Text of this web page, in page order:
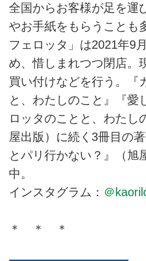
全国からお客様が足を運
やお手紙をもらうことも
フェロッタ」は2021年9
め、惜しまれつつ閉店。
買い付けなどを行う。『
と、わたしのこと』『愛
ロッタのことと、わたし
屋出版）に続く3冊目の
とパリ行かない？』（旭
中。
インスタグラム： ＠
＊ ＊ ＊